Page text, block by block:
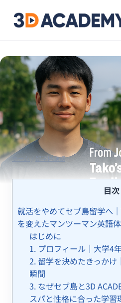
ホーム / 留学体験談
目次
就活をやめてセブ島留学へ
を変えたマンツーマン英語
はじめに
1. プロフィール｜大学4
2. 留学を決めたきっかけ
瞬間
3. なぜセブ島と3D
スパと性格に合った学習